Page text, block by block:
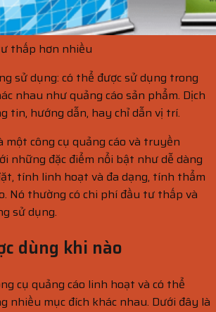
thấp hơn nhiều
sử dụng: có thể được sử dụng trong
nhau như quảng cáo sản phẩm. Dịch
tin, hướng dẫn, hay chỉ dẫn vị trí.
một công cụ quảng cáo và truyền
những đặc điểm nổi bật như dễ dàng
tính linh hoạt và đa dạng, tính thẩm
Nó thường có chi phí đầu tư thấp và
sử dụng.
dùng khi nào
cụ quảng cáo linh hoạt và có thể
nhiều mục đích khác nhau. Dưới đây là